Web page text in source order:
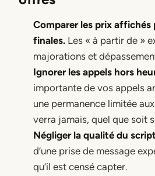
Comparer les prix
finales.Les « à partir de »
majorations et
Ignorer les appels hors
importante de vos appels
une permanence limitée
verra jamais, quel que soit
Négliger la qualité du
d’une prise de message
qu’il est censé capter.